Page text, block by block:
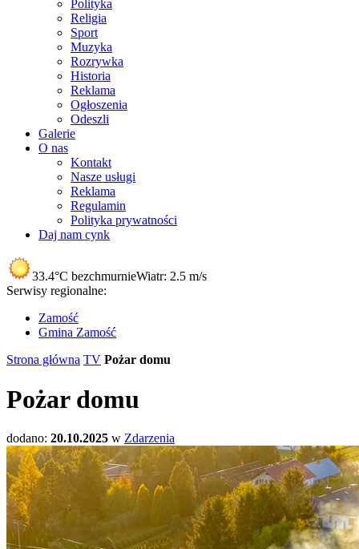
Polityka
Religia
Sport
Muzyka
Rozrywka
Historia
Reklama
Ogłoszenia
Odeszli
Galerie
O nas
Kontakt
Nasze usługi
Reklama
Regulamin
Polityka prywatności
Daj nam cynk
33.4°C bezchmurnieWiatr: 2.5 m/s
Serwisy regionalne:
Zamość
Gmina Zamość
Strona główna TV Pożar domu
Pożar domu
dodano: 20.10.2025 w Zdarzenia